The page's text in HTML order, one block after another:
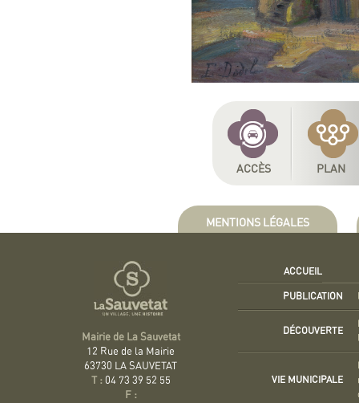
ACCÈS PLAN
MENTIONS LÉGALES
Mairie de La Sauvetat
12 Rue de la Mairie
63730 LA SAUVETAT
T : 04 73 39 52 55
F :
ACCUEIL
PUBLICATION
DÉCOUVERTE
VIE MUNICIPALE